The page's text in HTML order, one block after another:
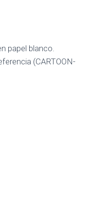
papel blanco.
(CARTOON-